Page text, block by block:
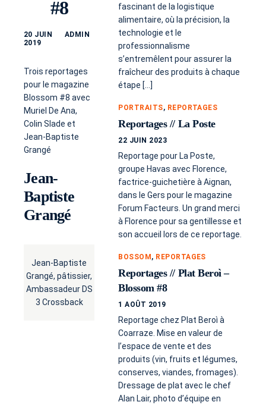
#8
20 JUIN
2019
ADMIN
Trois reportages
pour le magazine
Blossom #8 avec
Muriel De Ana,
Colin Slade et
Jean-Baptiste
Grangé
Jean-
Baptiste
Grangé
Jean-Baptiste
Grangé, pâtissier,
Ambassadeur DS
3 Crossback
fascinant de la logistique
alimentaire, où la précision, la
technologie et le
professionnalisme
s’entremêlent pour assurer la
fraîcheur des produits à chaque
étape […]
PORTRAITS, REPORTAGES
Reportages // La Poste
22 JUIN 2023
Reportage pour La Poste,
groupe Havas avec Florence,
factrice-guichetière à Aignan,
dans le Gers pour le magazine
Forum Facteurs. Un grand merci
à Florence pour sa gentillesse et
son accueil lors de ce reportage.
BOSSOM, REPORTAGES
Reportages // Plat Beroì –
Blossom #8
1 AOÛT 2019
Reportage chez Plat Beroì à
Coarraze. Mise en valeur de
l’espace de vente et des
produits (vin, fruits et légumes,
conserves, viandes, fromages).
Dressage de plat avec le chef
Alan Lair, photo d’équipe en